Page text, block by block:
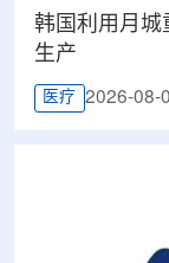
韩国利用月城
生产
医疗 2026-08-